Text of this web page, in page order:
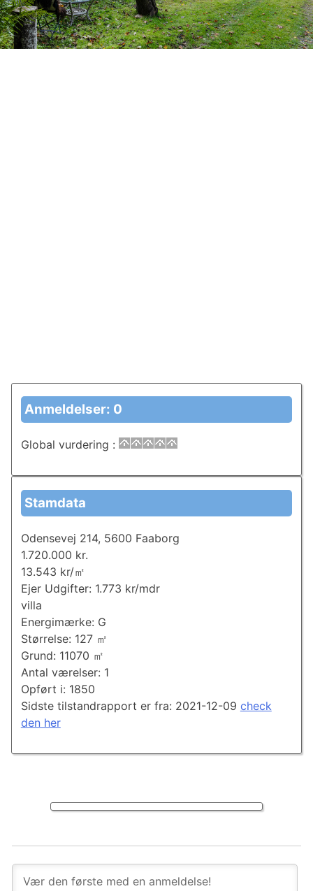
Anmeldelser: 0
Global vurdering :
Stamdata
Odensevej 214, 5600 Faaborg
1.720.000 kr.
13.543 kr/㎡
Ejer Udgifter: 1.773 kr/mdr
villa
Energimærke: G
Størrelse: 127 ㎡
Grund: 11070 ㎡
Antal værelser: 1
Opført i: 1850
Sidste tilstandrapport er fra: 2021-12-09 check
den her